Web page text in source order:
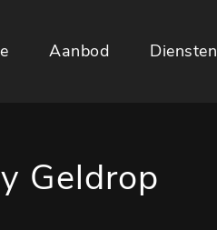
Aanbod Diensten
Geldrop